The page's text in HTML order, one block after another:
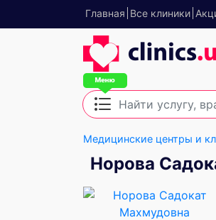
Главная Все клиники
Медицинские центры и
Норова